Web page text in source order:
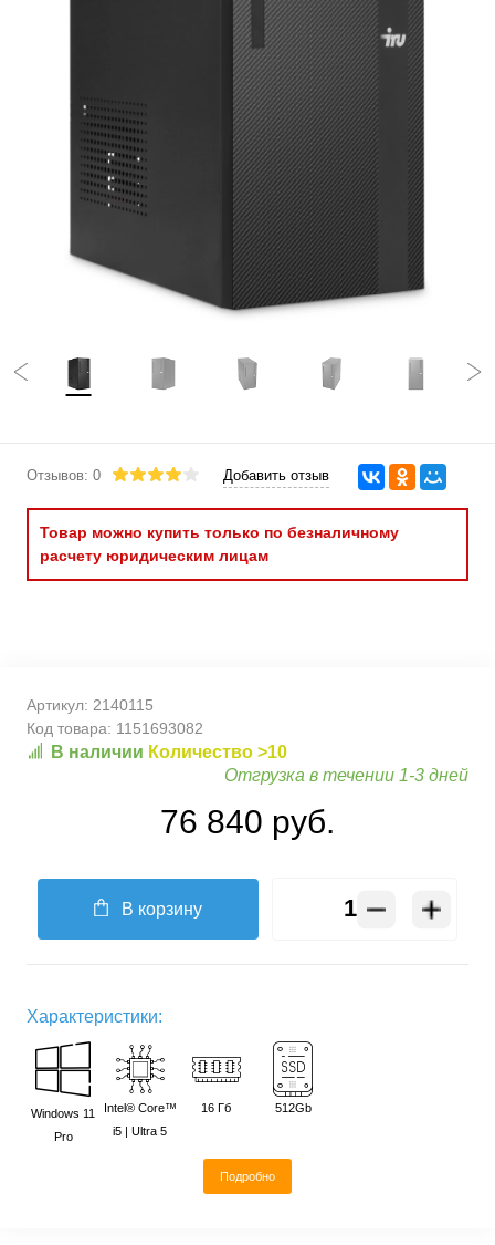
Отзывов: 0 Добавить отзыв
Товар можно купить только по безналичному
расчету юридическим лицам
Артикул: 2140115
Код товара: 1151693082
В наличии Количество >10
Отгрузка в течении 1-3 дней
76 840 руб.
В корзину
Характеристики:
Windows 11
Pro
Intel® Core™
i5 | Ultra 5
16 Гб 512Gb
Подробно